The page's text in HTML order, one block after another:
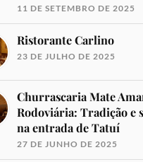
11 DE SETEMBRO DE 2025
Ristorante Carlino
23 DE JULHO DE 2025
Churrascaria Mate
Rodoviária: Tradição e
na entrada de Tatuí
27 DE JUNHO DE 2025